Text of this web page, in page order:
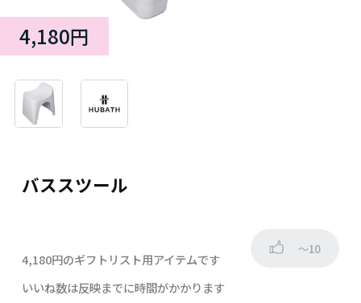
バススツール
4,180円
4,180円のギフトリスト用アイテムです
～10
いいね数は反映までに時間がかかります